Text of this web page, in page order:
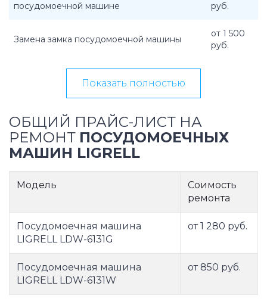
посудомоечной машине
руб.
Замена замка посудомоечной машины
от 1 500
руб.
Показать полностью
ОБЩИЙ ПРАЙС-ЛИСТ НА
РЕМОНТ ПОСУДОМОЕЧНЫХ
МАШИН LIGRELL
Модель
Соимость
ремонта
Посудомоечная машина
LIGRELL LDW-6131G
от 1 280 руб.
Посудомоечная машина
LIGRELL LDW-6131W
от 850 руб.